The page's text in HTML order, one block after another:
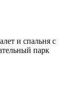
и спальня с
парк